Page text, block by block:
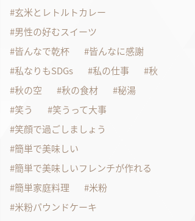
玄米とレトルトカレー
男性の好むスイーツ
皆んなで乾杯
皆んなに感謝
私なりもSDGs
私の仕事
秋
秋の空
秋の食材
秘湯
笑う
笑うって大事
笑顔で過ごしましょう
簡単で美味しい
簡単で美味しいフレンチが作れる
簡単家庭料理
米粉
米粉パウンドケーキ